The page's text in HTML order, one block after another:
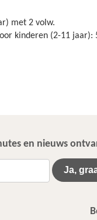
met 2 volw.
kinderen (2-11 jaar):
en nieuws
Ja,